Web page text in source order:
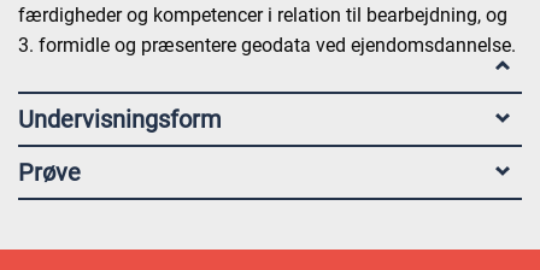
færdigheder og kompetencer i relation til bearbejdning, og
3. formidle og præsentere geodata ved ejendomsdannelse.
Undervisningsform
Prøve